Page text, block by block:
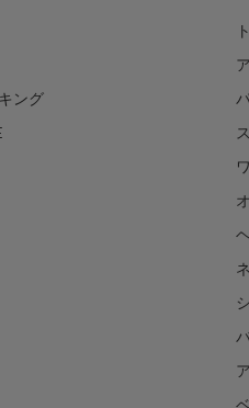
ング